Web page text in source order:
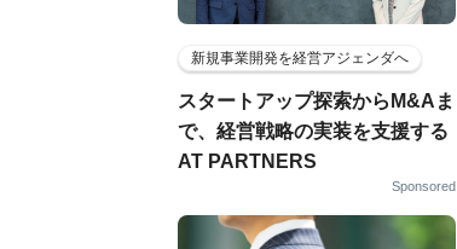
新規事業開発を経営アジェンダへ
スタートアップ探索からM&Aま
で、経営戦略の実装を支援する
AT PARTNERS
Sponsored